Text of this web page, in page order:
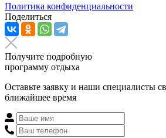
Политика конфиденциальности
Поделиться
Получите подробную
программу отдыха
Оставьте заявку и наши специалисты
ближайшее время